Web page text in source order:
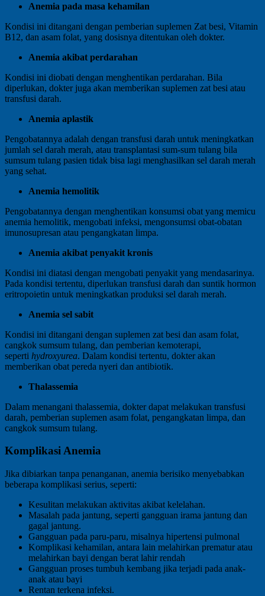
Anemia pada masa kehamilan
Kondisi ini ditangani dengan pemberian suplemen Zat besi, Vitamin
B12, dan asam folat, yang dosisnya ditentukan oleh dokter.
Anemia akibat perdarahan
Kondisi ini diobati dengan menghentikan perdarahan. Bila
diperlukan, dokter juga akan memberikan suplemen zat besi atau
transfusi darah.
Anemia aplastik
Pengobatannya adalah dengan transfusi darah untuk meningkatkan
jumlah sel darah merah, atau transplantasi sum-sum tulang bila
sumsum tulang pasien tidak bisa lagi menghasilkan sel darah merah
yang sehat.
Anemia hemolitik
Pengobatannya dengan menghentikan konsumsi obat yang memicu
anemia hemolitik, mengobati infeksi, mengonsumsi obat-obatan
imunosupresan atau pengangkatan limpa.
Anemia akibat penyakit kronis
Kondisi ini diatasi dengan mengobati penyakit yang mendasarinya.
Pada kondisi tertentu, diperlukan transfusi darah dan suntik hormon
eritropoietin untuk meningkatkan produksi sel darah merah.
Anemia sel sabit
Kondisi ini ditangani dengan suplemen zat besi dan asam folat,
cangkok sumsum tulang, dan pemberian kemoterapi,
seperti hydroxyurea. Dalam kondisi tertentu, dokter akan
memberikan obat pereda nyeri dan antibiotik.
Thalassemia
Dalam menangani thalassemia, dokter dapat melakukan transfusi
darah, pemberian suplemen asam folat, pengangkatan limpa, dan
cangkok sumsum tulang.
Komplikasi Anemia
Jika dibiarkan tanpa penanganan, anemia berisiko menyebabkan
beberapa komplikasi serius, seperti:
Kesulitan melakukan aktivitas akibat kelelahan.
Masalah pada jantung, seperti gangguan irama jantung dan
gagal jantung.
Gangguan pada paru-paru, misalnya hipertensi pulmonal
Komplikasi kehamilan, antara lain melahirkan prematur atau
melahirkan bayi dengan berat lahir rendah
Gangguan proses tumbuh kembang jika terjadi pada anak-
anak atau bayi
Rentan terkena infeksi.